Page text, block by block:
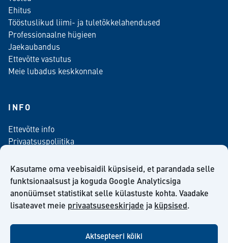
Kasutame oma veebisaidil küpsiseid, et parandada selle
funktsionaalsust ja koguda Google Analyticsiga
anonüümset statistikat selle külastuste kohta. Vaadake
lisateavet meie privaatsuseeskirjade ja küpsised.
Aktsepteeri kõiki
Ehitus
Tööstuslikud liimi- ja tuletõkkelahendused
Professionaalne hügieen
Jaekaubandus
Ettevõtte vastutus
Meie lubadus keskkonnale
INFO
Ettevõtte info
Privaatsuspoliitika
Meediale
Telli meie uudiskiri
Kiilto Eesti OÜ müügilepingu tingimused